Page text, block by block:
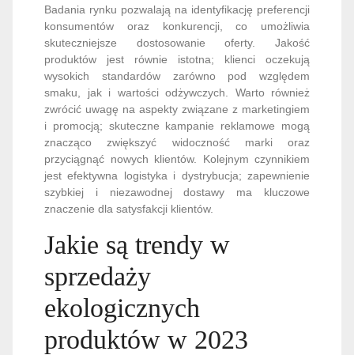
Badania rynku pozwalają na identyfikację preferencji
konsumentów oraz konkurencji, co umożliwia
skuteczniejsze dostosowanie oferty. Jakość
produktów jest równie istotna; klienci oczekują
wysokich standardów zarówno pod względem
smaku, jak i wartości odżywczych. Warto również
zwrócić uwagę na aspekty związane z marketingiem
i promocją; skuteczne kampanie reklamowe mogą
znacząco zwiększyć widoczność marki oraz
przyciągnąć nowych klientów. Kolejnym czynnikiem
jest efektywna logistyka i dystrybucja; zapewnienie
szybkiej i niezawodnej dostawy ma kluczowe
znaczenie dla satysfakcji klientów.
Jakie są trendy w
sprzedaży
ekologicznych
produktów w 2023